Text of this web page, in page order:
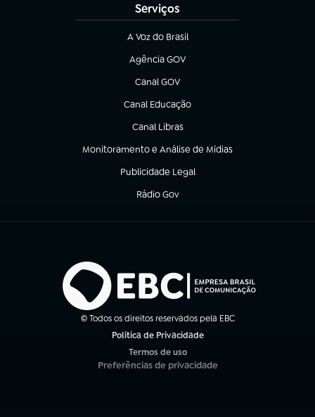
Serviços
A Voz do Brasil
(abre em nova aba)
Agência GOV
(abre em nova aba)
Canal GOV
(abre em nova aba)
Canal Educação
(abre em nova aba)
Canal Libras
(abre em nova aba)
Monitoramento e Análise de Mídias
(abre em nova aba)
Publicidade Legal
(abre em nova aba)
Rádio Gov
(abre em nova aba)
© Todos os direitos reservados pela EBC
Política de Privacidade
Termos de uso
(abre em nova aba)
Preferências de privacidade